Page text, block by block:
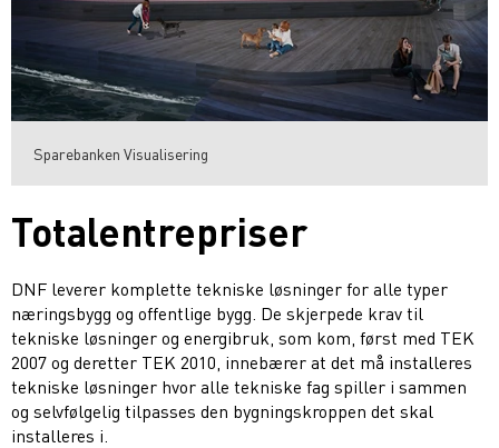
Sparebanken Visualisering
Totalentrepriser
DNF leverer komplette tekniske løsninger for alle typer
næringsbygg og offentlige bygg. De skjerpede krav til
tekniske løsninger og energibruk, som kom, først med TEK
2007 og deretter TEK 2010, innebærer at det må installeres
tekniske løsninger hvor alle tekniske fag spiller i sammen
og selvfølgelig tilpasses den bygningskroppen det skal
installeres i.